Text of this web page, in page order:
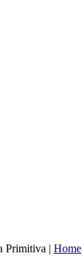
Primitiva | Home